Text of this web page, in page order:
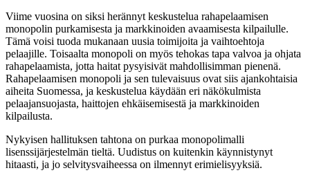
Viime vuosina on siksi herännyt keskustelua rahapelaamisen
monopolin purkamisesta ja markkinoiden avaamisesta kilpailulle.
Tämä voisi tuoda mukanaan uusia toimijoita ja vaihtoehtoja
pelaajille. Toisaalta monopoli on myös tehokas tapa valvoa ja ohjata
rahapelaamista, jotta haitat pysyisivät mahdollisimman pienenä.
Rahapelaamisen monopoli ja sen tulevaisuus ovat siis ajankohtaisia
aiheita Suomessa, ja keskustelua käydään eri näkökulmista
pelaajansuojasta, haittojen ehkäisemisestä ja markkinoiden
kilpailusta.
Nykyisen hallituksen tahtona on purkaa monopolimalli
lisenssijärjestelmän tieltä. Uudistus on kuitenkin käynnistynyt
hitaasti, ja jo selvitysvaiheessa on ilmennyt erimielisyyksiä.